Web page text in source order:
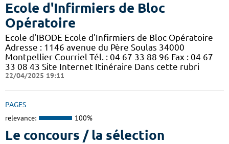
Ecole d'Infirmiers de Bloc
Opératoire
Ecole d'IBODE Ecole d'Infirmiers de Bloc Opératoire
Adresse : 1146 avenue du Père Soulas 34000
Montpellier Courriel Tél. : 04 67 33 88 96 Fax : 04 67
33 08 43 Site Internet Itinéraire Dans cette rubri
22/04/2025 19:11
PAGES
relevance: 100%
Le concours / la sélection